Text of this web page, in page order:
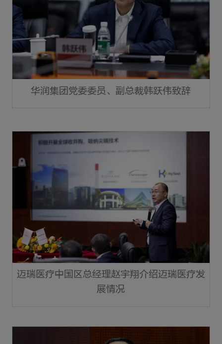
华润集团党委委员、副总裁韩跃伟致辞
迈瑞医疗中国区总经理赵宇翔介绍迈瑞医疗发
展情况